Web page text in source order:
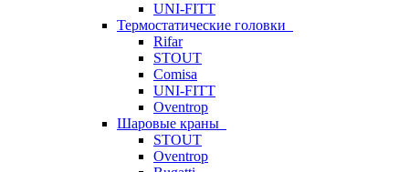
UNI-FITT
Термостатические головки
Rifar
STOUT
Comisa
UNI-FITT
Oventrop
Шаровые краны
STOUT
Oventrop